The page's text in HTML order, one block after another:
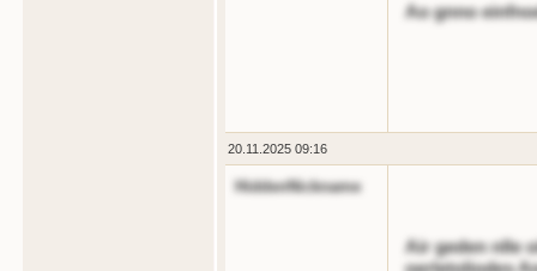
Ao gnno
20.11.2025 09:16
HiddenNickname
Air geden nlle